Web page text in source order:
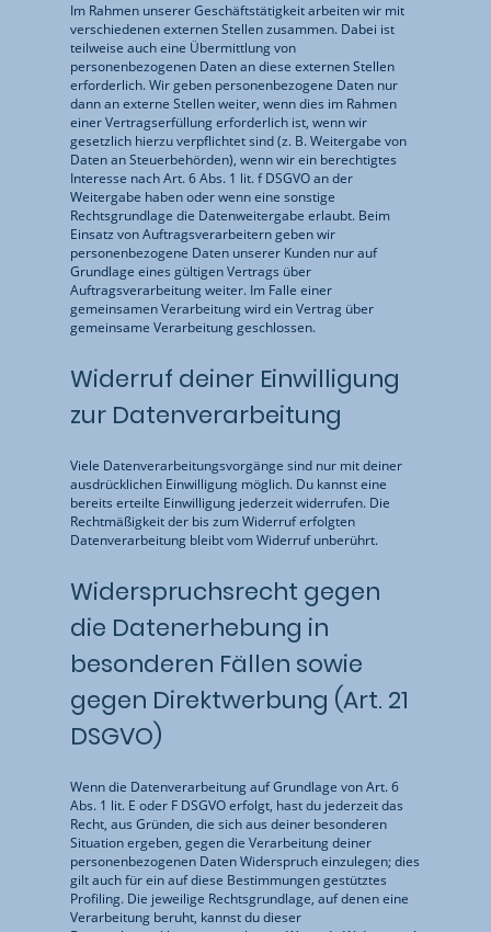
Im Rahmen unserer Geschäftstätigkeit arbeiten wir mit
verschiedenen externen Stellen zusammen. Dabei ist
teilweise auch eine Übermittlung von
personenbezogenen Daten an diese externen Stellen
erforderlich. Wir geben personenbezogene Daten nur
dann an externe Stellen weiter, wenn dies im Rahmen
einer Vertragserfüllung erforderlich ist, wenn wir
gesetzlich hierzu verpflichtet sind (z. B. Weitergabe von
Daten an Steuerbehörden), wenn wir ein berechtigtes
Interesse nach Art. 6 Abs. 1 lit. f DSGVO an der
Weitergabe haben oder wenn eine sonstige
Rechtsgrundlage die Datenweitergabe erlaubt. Beim
Einsatz von Auftragsverarbeitern geben wir
personenbezogene Daten unserer Kunden nur auf
Grundlage eines gültigen Vertrags über
Auftragsverarbeitung weiter. Im Falle einer
gemeinsamen Verarbeitung wird ein Vertrag über
gemeinsame Verarbeitung geschlossen.
Widerruf deiner Einwilligung
zur Datenverarbeitung
Viele Datenverarbeitungsvorgänge sind nur mit deiner
ausdrücklichen Einwilligung möglich. Du kannst eine
bereits erteilte Einwilligung jederzeit widerrufen. Die
Rechtmäßigkeit der bis zum Widerruf erfolgten
Datenverarbeitung bleibt vom Widerruf unberührt.
Widerspruchsrecht gegen
die Datenerhebung in
besonderen Fällen sowie
gegen Direktwerbung (Art. 21
DSGVO)
Wenn die Datenverarbeitung auf Grundlage von Art. 6
Abs. 1 lit. E oder F DSGVO erfolgt, hast du jederzeit das
Recht, aus Gründen, die sich aus deiner besonderen
Situation ergeben, gegen die Verarbeitung deiner
personenbezogenen Daten Widerspruch einzulegen; dies
gilt auch für ein auf diese Bestimmungen gestütztes
Profiling. Die jeweilige Rechtsgrundlage, auf denen eine
Verarbeitung beruht, kannst du dieser